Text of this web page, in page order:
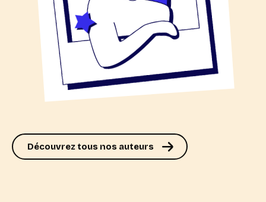
Découvrez tous nos auteurs